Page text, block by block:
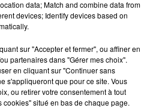
Lot
DU 04/08/2025 À 07H00
data; Match and combine data from
devices; Identify devices based on
sur "Accepter et fermer", ou affiner en
partenaires dans "Gérer mes choix".
en cliquant sur "Continuer sans
s'appliqueront que pour ce site. Vous
ou retirer votre consentement à tout
situé en bas de chaque page.